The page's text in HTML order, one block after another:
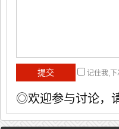
记住我,
◎欢迎参与讨论，